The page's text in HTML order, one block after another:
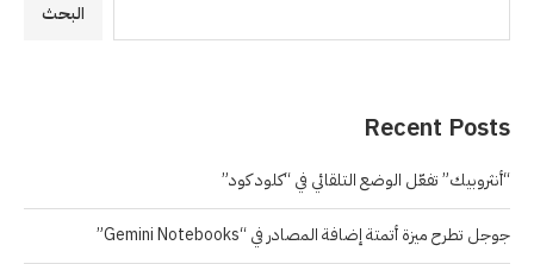
البحث
Recent Posts
“أنثروبيك” تفعّل الوضع التلقائي في “كلود كود”
جوجل تطرح ميزة أتمتة إضافة المصادر في “Gemini Notebooks”